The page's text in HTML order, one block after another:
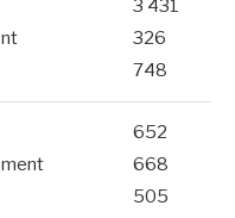
3 431
326
748
652
668
505